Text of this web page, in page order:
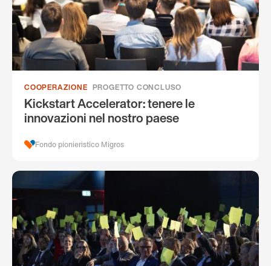
COOPERAZIONE PROGETTO CONCLUSO
Kickstart Accelerator: tenere le
innovazioni nel nostro paese
Fondo pionieristico Migros